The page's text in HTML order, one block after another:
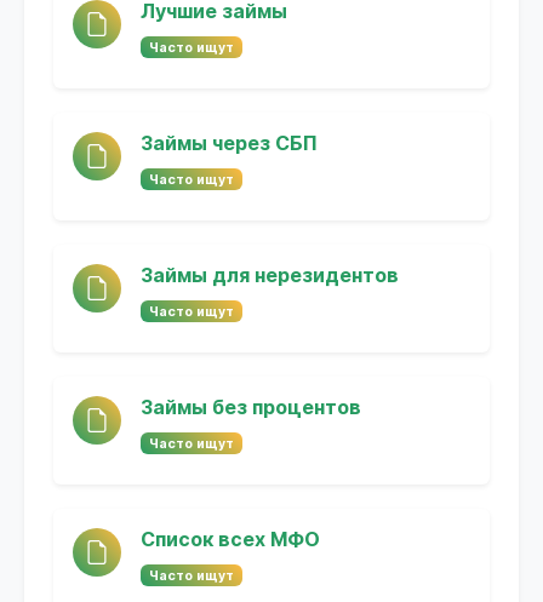
Лучшие займы
Часто ищут
Займы через СБП
Часто ищут
Займы для нерезидентов
Часто ищут
Займы без процентов
Часто ищут
Список всех МФО
Часто ищут